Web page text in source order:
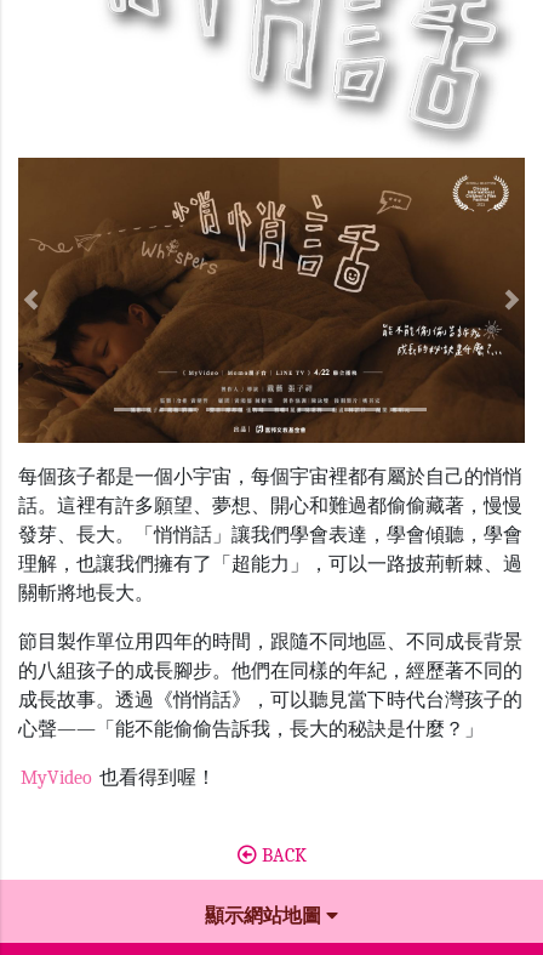
Previous
每個孩子都是一個小宇宙，每個宇宙裡都有屬於自己的悄悄
話。這裡有許多願望、夢想、開心和難過都偷偷藏著，慢慢
發芽、長大。「悄悄話」讓我們學會表達，學會傾聽，學會
理解，也讓我們擁有了「超能力」，可以一路披荊斬棘、過
關斬將地長大。
節目製作單位用四年的時間，跟隨不同地區、不同成長背景
的八組孩子的成長腳步。他們在同樣的年紀，經歷著不同的
成長故事。透過《悄悄話》，可以聽見當下時代台灣孩子的
心聲——「能不能偷偷告訴我，長大的秘訣是什麼？」
MyVideo 也看得到喔！
BACK
顯示網站地圖